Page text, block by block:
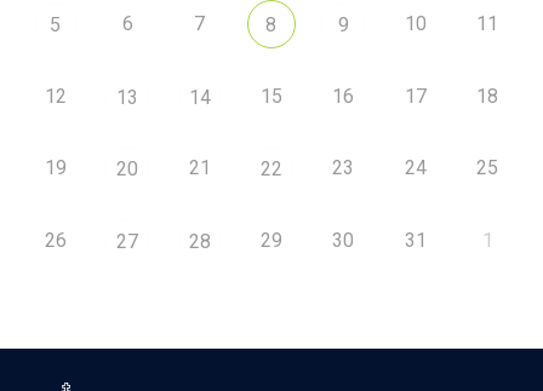
5 6 7 8 9 10 11
12 13 14 15 16 17 18
19 20 21 22 23 24 25
26 27 28 29 30 31 1